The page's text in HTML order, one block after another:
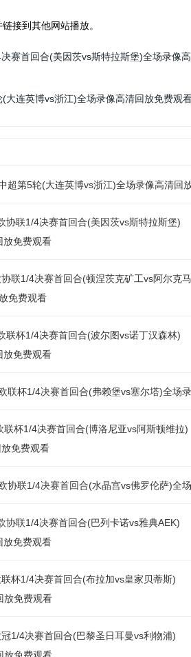
接到其他网站播放。
赛首回合(美因茨vs斯特拉斯堡)全场录像
大连英博vs浙江)全场录像高清回放免费观
超第5轮(大连英博vs浙江)全场录像高清回
协联1/4决赛首回合(美因茨vs斯特拉斯堡)
放免费观看
联1/4决赛首回合(顿涅茨克矿工vs阿尔克
免费观看
联杯1/4决赛首回合(波尔图vs诺丁汉森林)
放免费观看
联杯1/4决赛首回合(弗赖堡vs塞尔塔)全场
联杯1/4决赛首回合(博洛尼亚vs阿斯顿维拉)
免费观看
协联1/4决赛首回合(水晶宫vs佛罗伦萨)全
协联1/4决赛首回合(巴列卡诺vs雅典AEK)
放免费观看
杯1/4决赛首回合(布拉加vs皇家贝蒂斯)
放免费观看
1/4决赛首回合(巴黎圣日耳曼vs利物浦)
放免费观看